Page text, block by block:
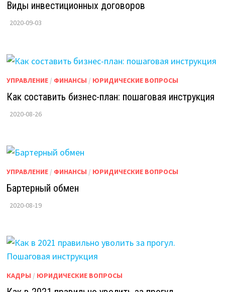
Виды инвестиционных договоров
2020-09-03
УПРАВЛЕНИЕ/ ФИНАНСЫ / ЮРИДИЧЕСКИЕ ВОПРОСЫ
Как составить бизнес-план: пошаговая инструкция
2020-08-26
УПРАВЛЕНИЕ/ ФИНАНСЫ / ЮРИДИЧЕСКИЕ ВОПРОСЫ
Бартерный обмен
2020-08-19
КАДРЫ / ЮРИДИЧЕСКИЕ ВОПРОСЫ